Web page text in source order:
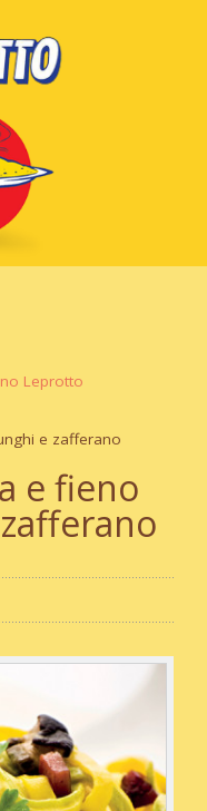
Leprotto
e zafferano
e fieno